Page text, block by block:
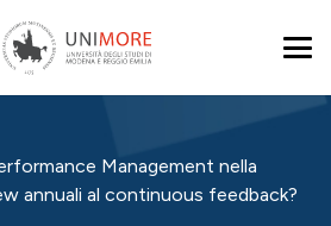
Management nella
annuali al continuous feedback?